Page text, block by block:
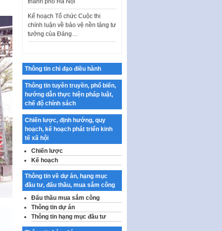
chính luận về bảo vệ nền tảng tư
tưởng của Đảng…
Công bố công khai dự toán kinh
phí xây dựng pháp luật, hoàn
dụng khoa học, công nghệ, đổi
mới sáng tạo và chuyển…
Quy định chi tiết và hướng dẫn
thi hành một số điều của Luật Lý
lịch tư…
Sửa đổi, bổ sung một số nội
dung tại Nghị quyết số 30/NQ-
CP ngày 24 tháng 02…
Ban hành Chương trình hành
Nghị quyết số 02-NQ/TW ngày
17…
THÔNG BÁO Tuyển dụng lao
động hợp đồng theo Nghị định
số 111/2022/NĐ-CP ngày
30/12/2022 của Chính…
Thông tin chỉ đạo điều hành
Thông tin tuyên truyền, phổ biến,
hướng dẫn thực hiện pháp luật,
chế độ chính sách
Chiến lược, định hướng, quy
hoạch, kế hoạch phát triển kinh
tế xã hội
Chiến lược
Kế hoạch
Thông tin về dự án, hạng mục
đầu tư, đấu thầu, mua sắm công
Đấu thầu mua sắm công
Thông tin dự án
Thông tin hạng mục đầu tư